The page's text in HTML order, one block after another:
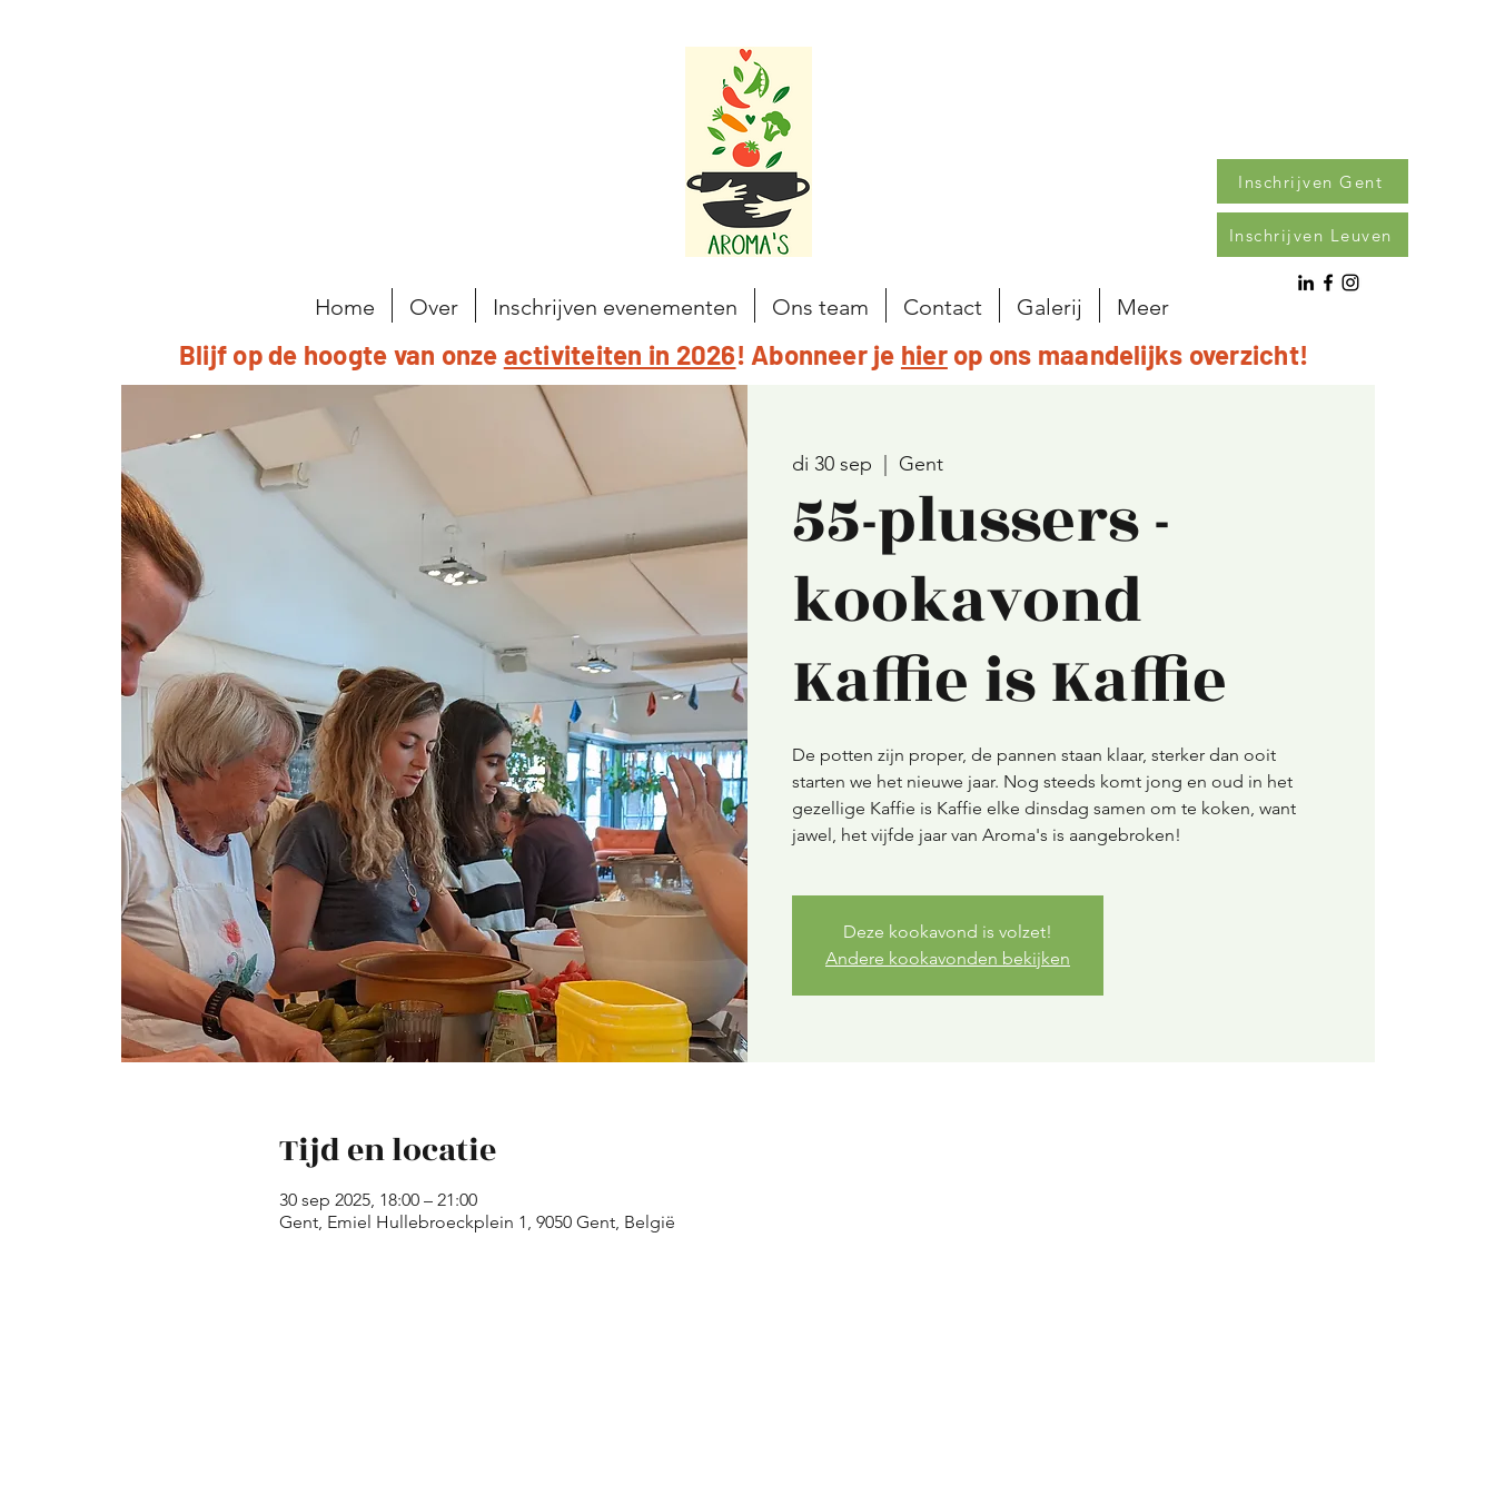
Inschrijven Gent
Inschrijven Leuven
Home Over Inschrijven evenementen Ons team Contact Galerij Meer
Blijf op de hoogte van onze activiteiten in 2026! Abonneer je hierop ons maandelijks overzicht!
di 30 sep Gent
55-plussers -
kookavond
Kaffie is Kaffie
De potten zijn proper, de pannen staan klaar, sterker dan ooit
starten we het nieuwe jaar. Nog steeds komt jong en oud in het
gezellige Kaffie is Kaffie elke dinsdag samen om te koken, want
jawel, het vijfde jaar van Aroma's is aangebroken!
Deze kookavond is volzet!
Andere kookavonden bekijken
Tijd en locatie
30 sep 2025, 18:00 – 21:00
Gent, Emiel Hullebroeckplein 1, 9050 Gent, België